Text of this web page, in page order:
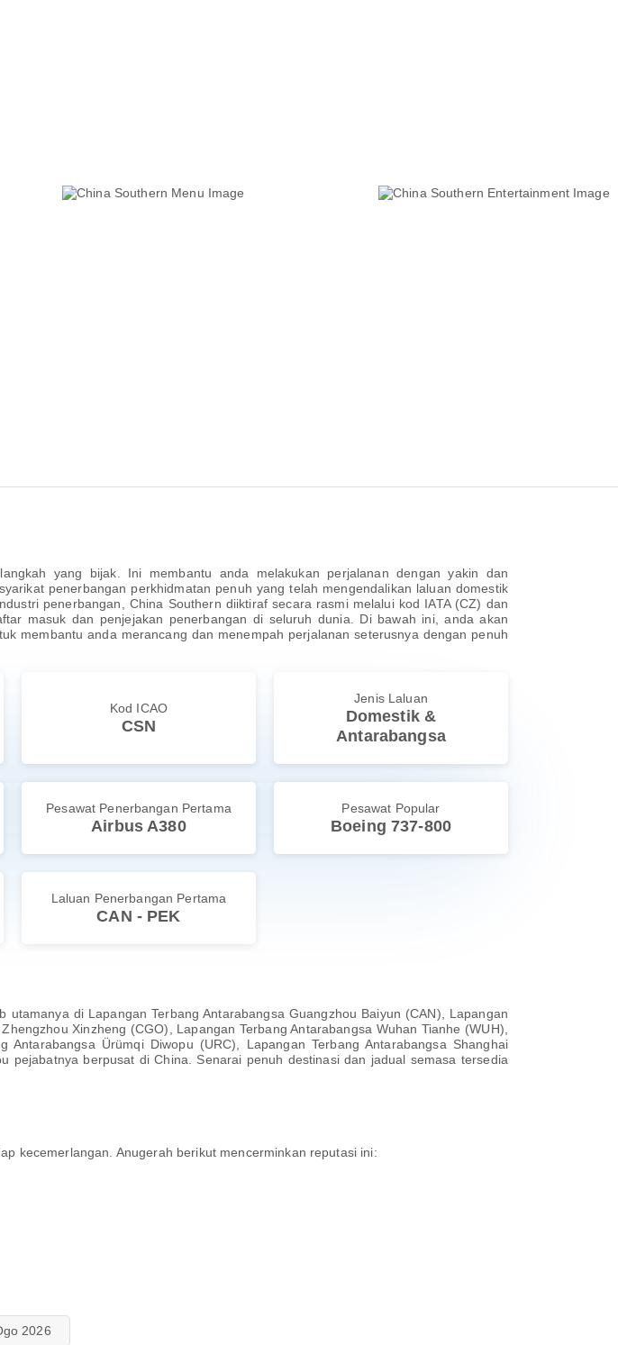
yang bijak. Ini membantu anda melakukan perjalanan dengan yakin dan
penerbangan perkhidmatan penuh yang telah mengendalikan laluan domestik
penerbangan, China Southern diiktiraf secara rasmi melalui kod IATA (CZ) dan
masuk dan penjejakan penerbangan di seluruh dunia. Di bawah ini, anda akan
membantu anda merancang dan menempah perjalanan seterusnya dengan penuh
Kod ICAO
CSN
Jenis Laluan
Domestik &
Antarabangsa
Pesawat Penerbangan Pertama
Airbus A380
Pesawat Popular
Boeing 737-800
Laluan Penerbangan Pertama
CAN - PEK
di Lapangan Terbang Antarabangsa Guangzhou Baiyun (CAN), Lapangan
Xinzheng (CGO), Lapangan Terbang Antarabangsa Wuhan Tianhe (WUH),
Ürümqi Diwopu (URC), Lapangan Terbang Antarabangsa Shanghai
pejabatnya berpusat di China. Senarai penuh destinasi dan jadual semasa tersedia
kecemerlangan. Anugerah berikut mencerminkan reputasi ini:
2026